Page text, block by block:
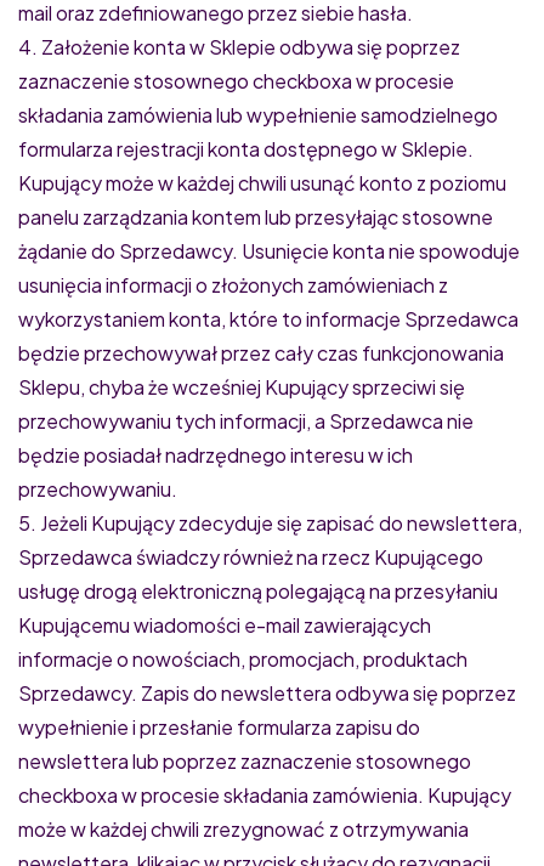
mail oraz zdefiniowanego przez siebie hasła.
4. Założenie konta w Sklepie odbywa się poprzez
zaznaczenie stosownego checkboxa w procesie
składania zamówienia lub wypełnienie samodzielnego
formularza rejestracji konta dostępnego w Sklepie.
Kupujący może w każdej chwili usunąć konto z poziomu
panelu zarządzania kontem lub przesyłając stosowne
żądanie do Sprzedawcy. Usunięcie konta nie spowoduje
usunięcia informacji o złożonych zamówieniach z
wykorzystaniem konta, które to informacje Sprzedawca
będzie przechowywał przez cały czas funkcjonowania
Sklepu, chyba że wcześniej Kupujący sprzeciwi się
przechowywaniu tych informacji, a Sprzedawca nie
będzie posiadał nadrzędnego interesu w ich
przechowywaniu.
5. Jeżeli Kupujący zdecyduje się zapisać do newslettera,
Sprzedawca świadczy również na rzecz Kupującego
usługę drogą elektroniczną polegającą na przesyłaniu
Kupującemu wiadomości e-mail zawierających
informacje o nowościach, promocjach, produktach
Sprzedawcy. Zapis do newslettera odbywa się poprzez
wypełnienie i przesłanie formularza zapisu do
newslettera lub poprzez zaznaczenie stosownego
checkboxa w procesie składania zamówienia. Kupujący
może w każdej chwili zrezygnować z otrzymywania